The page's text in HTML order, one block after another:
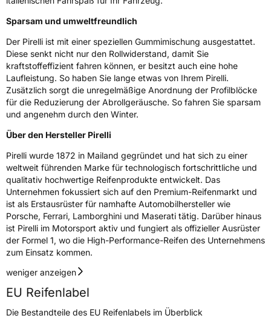
Sparsam und umweltfreundlich
Der Pirelli ist mit einer speziellen Gummimischung ausgestattet.
Diese senkt nicht nur den Rollwiderstand, damit Sie
kraftstoffeffizient fahren können, er besitzt auch eine hohe
Laufleistung. So haben Sie lange etwas von Ihrem Pirelli.
Zusätzlich sorgt die unregelmäßige Anordnung der Profilblöcke
für die Reduzierung der Abrollgeräusche. So fahren Sie sparsam
und angenehm durch den Winter.
Über den Hersteller Pirelli
Pirelli wurde 1872 in Mailand gegründet und hat sich zu einer
weltweit führenden Marke für technologisch fortschrittliche und
qualitativ hochwertige Reifenprodukte entwickelt. Das
Unternehmen fokussiert sich auf den Premium-Reifenmarkt und
ist als Erstausrüster für namhafte Automobilhersteller wie
Porsche, Ferrari, Lamborghini und Maserati tätig. Darüber hinaus
ist Pirelli im Motorsport aktiv und fungiert als offizieller Ausrüster
der Formel 1, wo die High-Performance-Reifen des Unternehmens
zum Einsatz kommen.
weniger anzeigen
EU Reifenlabel
Die Bestandteile des EU Reifenlabels im Überblick